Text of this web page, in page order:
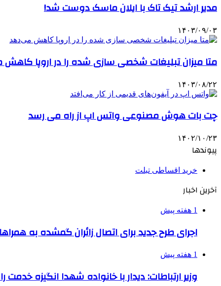
مدیر ارشد تیک تاک با ایلان ماسک دوست شد!
۱۴۰۳/۰۹/۰۳
متا میزان تبلیغات شخصی سازی شده را در اروپا
۱۴۰۳/۰۸/۲۲
چت بات‌ هوش مصنوعی واتس اپ از راه می رسد
۱۴۰۲/۱۰/۲۳
پیوندها
خرید اقساطی تبلت
آخرین اخبار
1 هفته پیش
اجرای طرح جدید برای اتصال زائران گمشده به
1 هفته پیش
وزیر ارتباطات: دیدار با خانواده شهدا انگیزه